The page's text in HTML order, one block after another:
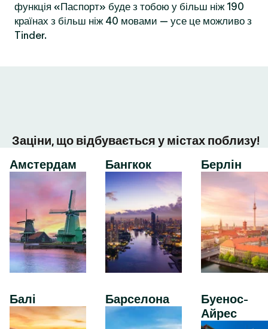
функція «Паспорт» буде з тобою у більш ніж 190
країнах з більш ніж 40 мовами — усе це можливо з
Tinder.
Заціни, що відбувається у містах поблизу!
Амстердам
Балі
Бангкок
Барселона
Берлін
Буенос-
Айрес